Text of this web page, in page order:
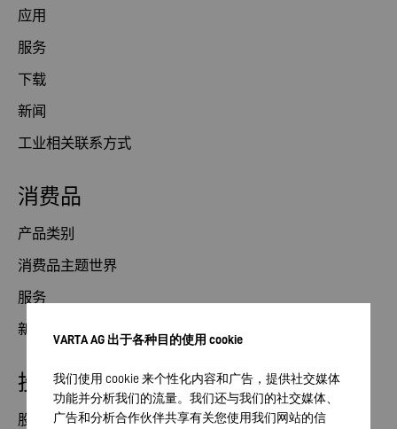
消费品
产品类别
消费品主题世界
服务
新闻
应用
服务
下载
新闻
工业相关联系方式
投资者关系部
股票
VARTA AG 出于各种目的使用 cookie
我们使用 cookie 来个性化内容和广告，提供社交媒体
功能并分析我们的流量。我们还与我们的社交媒体、
广告和分析合作伙伴共享有关您使用我们网站的信